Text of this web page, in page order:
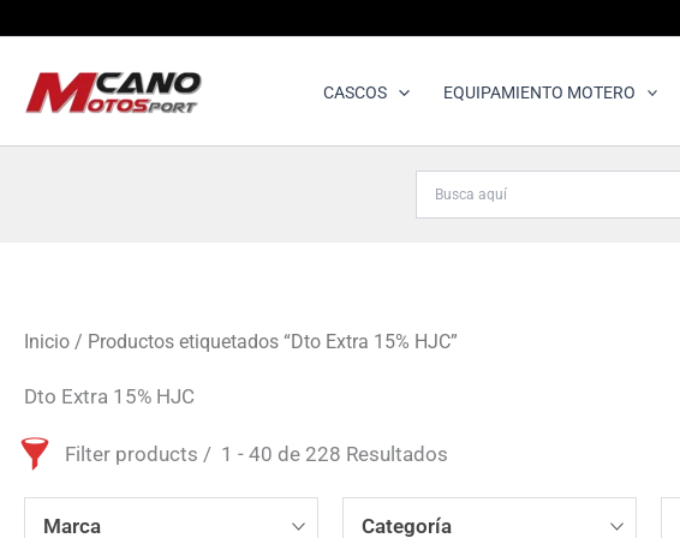
contenido
CASCOS EQUIPAMIENTO MOTERO
Inicio / Productos etiquetados “Dto Extra 15% HJC”
Dto Extra 15% HJC
Filter products 1 - 40 de 228 Resultados
Marca Categoría